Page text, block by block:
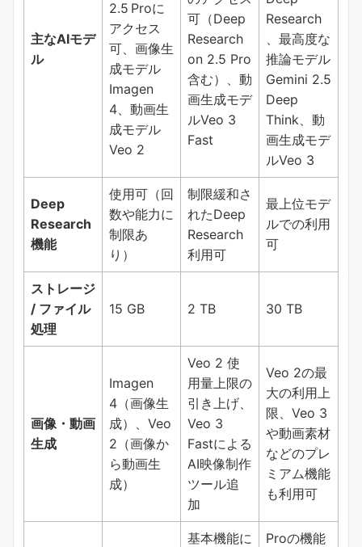
主なAIモデ
ル
2.5 Proに
アクセス
可、画像生
成モデル
Imagen
4、動画生
成モデル
Veo 2
可（Deep
Research
on 2.5 Pro
含む）、動
画生成モデ
ルVeo 3
Fast
Research
、最高度な
推論モデル
Gemini 2.5
Deep
Think、動
画生成モデ
ルVeo 3
Deep
Research
機能
使用可（回
数や能力に
制限あ
り）
制限緩和さ
れたDeep
Research
利用可
最上位モデ
ルでの利用
可
ストレージ
/ ファイル
処理
15 GB 2 TB 30 TB
画像・動画
生成
Imagen
4（画像生
成）、Veo
2（画像か
ら動画生
成）
Veo 2 使
用量上限の
引き上げ、
Veo 3
Fastによる
AI映像制作
ツール追
加
Veo 2の最
大の利用上
限、Veo 3
や動画素材
などのプレ
ミアム機能
も利用可
基本機能に
Proの機能